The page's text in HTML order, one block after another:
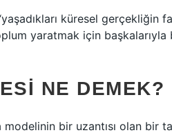
küresel gerçekliğin
yaratmak için başkalarıyla
NE DEMEK?
bir uzantısı olan bir